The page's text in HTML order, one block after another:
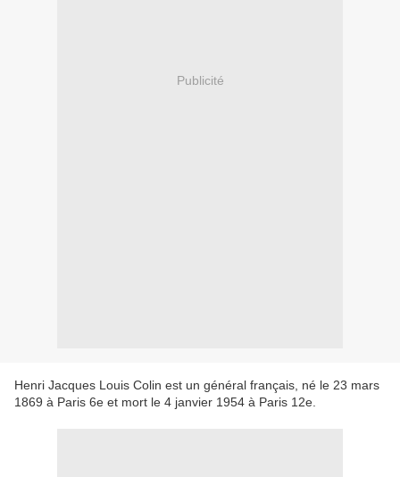
Publicité
Henri Jacques Louis Colin est un général français, né le 23 mars
1869 à Paris 6e et mort le 4 janvier 1954 à Paris 12e.